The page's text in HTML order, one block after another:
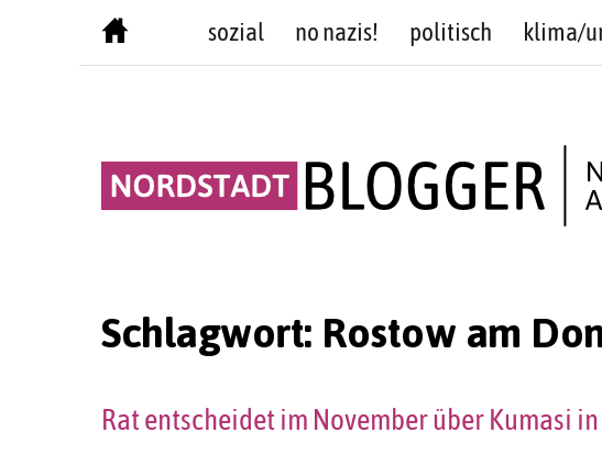
sozial no nazis! politisch klima/
Schlagwort: Rostow am
Rat entscheidet im November über Kumasi